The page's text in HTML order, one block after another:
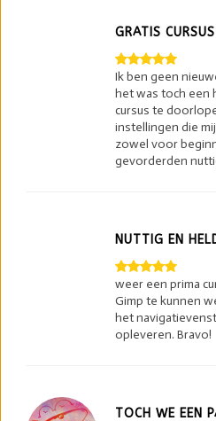
GRATIS
Ik ben geen
het was toch een
cursus te
instellingen die
zowel voor
gevorderden
NUTTIG EN
weer een prima
Gimp te kunnen
het
opleveren. Bravo!
TOCH WE EEN